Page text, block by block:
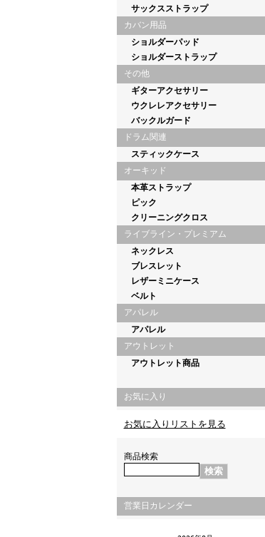
サックスストラップ
カバン用品
ショルダーパッド
ショルダーストラップ
その他
ギターアクセサリー
ウクレレアクセサリー
バックルガード
ドラム関連
スティックケース
オーキッド
本革ストラップ
ピック
クリーニングクロス
ライブライン・プレミアム
ネックレス
ブレスレット
レザーミニケース
ベルト
アパレル
アパレル
アウトレット
アウトレット商品
お気に入り
お気に入りリストを見る
商品検索
営業日カレンダー